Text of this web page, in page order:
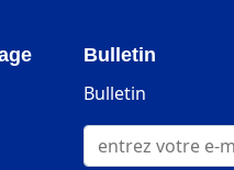
Bulletin
Bulletin